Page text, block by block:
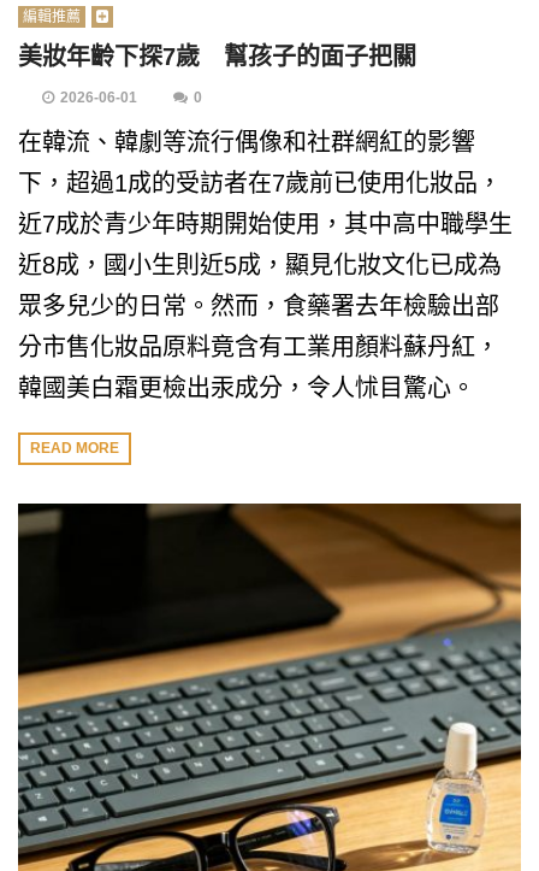
編輯推薦
美妝年齡下探7歲 幫孩子的面子把關
2026-06-01 0
在韓流、韓劇等流行偶像和社群網紅的影響
下，超過1成的受訪者在7歲前已使用化妝品，
近7成於青少年時期開始使用，其中高中職學生
近8成，國小生則近5成，顯見化妝文化已成為
眾多兒少的日常。然而，食藥署去年檢驗出部
分市售化妝品原料竟含有工業用顏料蘇丹紅，
韓國美白霜更檢出汞成分，令人怵目驚心。
READ MORE